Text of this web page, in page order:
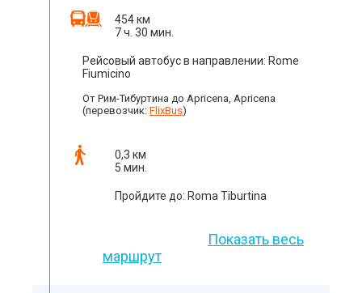
454 км
7 ч. 30 мин.
Рейсовый автобус в направлении: Rome
Fiumicino
От Рим-Тибуртина до Apricena, Apricena
(перевозчик: FlixBus)
0,3 км
5 мин.
Пройдите до: Roma Tiburtina
Показать весь
маршрут